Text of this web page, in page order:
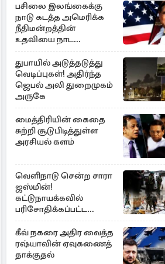
பசிலை இலங்கைக்கு
நாடு கடத்த அமெரிக்க
நீதிமன்றத்தின்
உதவியை நாட
அரசாங்கம் முடிவு
துபாயில் அடுத்தடுத்து
வெடிப்புகள்! அதிர்ந்த
ஜெபல் அலி துறைமுகம்
அருகே
மைத்திரியின் கைதை
சுற்றி சூடுபிடித்துள்ள
அரசியல் களம்
வெளிநாடு சென்ற சாரா
ஜஸ்மின்!
கட்டுநாயக்கவில்
பரிசோதிக்கப்பட்ட
CCTVவில்
வெளிச்சத்துக்கு வந்த
தகவல்
கீவ் நகரை அதிர வைத்த
ரஷ்யாவின் ஏவுகணைத்
தாக்குதல்